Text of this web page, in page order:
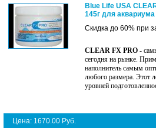
Blue Life USA
145г для
Скидка до 60% при
CLEAR FX PRO -
сегодня на рынке.
наполнитель самым
любого размера. Этот
уровней
Цена: 1670.00 Руб.